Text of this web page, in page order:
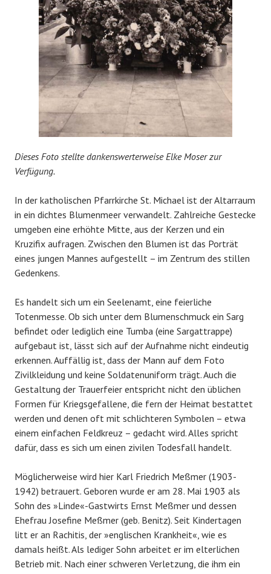
Dieses Foto stellte dankenswerterweise Elke Moser zur
Verfügung.
In der katholischen Pfarrkirche St. Michael ist der Altarraum
in ein dichtes Blumenmeer verwandelt. Zahlreiche Gestecke
umgeben eine erhöhte Mitte, aus der Kerzen und ein
Kruzifix aufragen. Zwischen den Blumen ist das Porträt
eines jungen Mannes aufgestellt – im Zentrum des stillen
Gedenkens.
Es handelt sich um ein Seelenamt, eine feierliche
Totenmesse. Ob sich unter dem Blumenschmuck ein Sarg
befindet oder lediglich eine Tumba (eine Sargattrappe)
aufgebaut ist, lässt sich auf der Aufnahme nicht eindeutig
erkennen. Auffällig ist, dass der Mann auf dem Foto
Zivilkleidung und keine Soldatenuniform trägt. Auch die
Gestaltung der Trauerfeier entspricht nicht den üblichen
Formen für Kriegsgefallene, die fern der Heimat bestattet
werden und denen oft mit schlichteren Symbolen – etwa
einem einfachen Feldkreuz – gedacht wird. Alles spricht
dafür, dass es sich um einen zivilen Todesfall handelt.
Möglicherweise wird hier Karl Friedrich Meßmer (1903-
1942) betrauert. Geboren wurde er am 28. Mai 1903 als
Sohn des »Linde«-Gastwirts Ernst Meßmer und dessen
Ehefrau Josefine Meßmer (geb. Benitz). Seit Kindertagen
litt er an Rachitis, der »englischen Krankheit«, wie es
damals heißt. Als lediger Sohn arbeitet er im elterlichen
Betrieb mit. Nach einer schweren Verletzung, die ihm ein